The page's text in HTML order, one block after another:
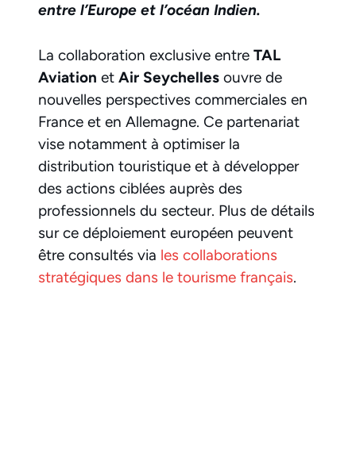
entre l’Europe et l’océan Indien.
La collaboration exclusive entre TAL
Aviation et Air Seychelles ouvre de
nouvelles perspectives commerciales en
France et en Allemagne. Ce partenariat
vise notamment à optimiser la
distribution touristique et à développer
des actions ciblées auprès des
professionnels du secteur. Plus de détails
sur ce déploiement européen peuvent
être consultés via les collaborations
stratégiques dans le tourisme français.